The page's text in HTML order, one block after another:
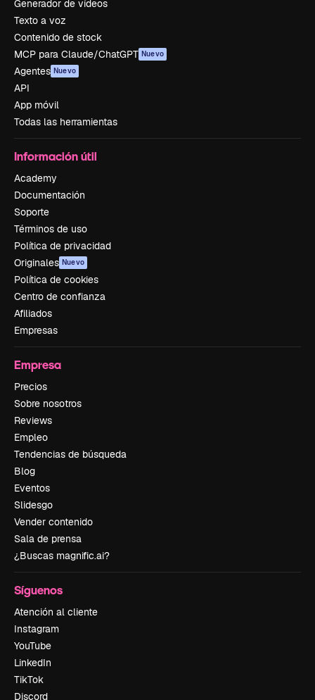
Generador de vídeos
Texto a voz
Contenido de stock
MCP para Claude/ChatGPT Nuevo
Agentes Nuevo
API
App móvil
Todas las herramientas
Información útil
Academy
Documentación
Soporte
Términos de uso
Política de privacidad
Originales Nuevo
Política de cookies
Centro de confianza
Afiliados
Empresas
Empresa
Precios
Sobre nosotros
Reviews
Empleo
Tendencias de búsqueda
Blog
Eventos
Slidesgo
Vender contenido
Sala de prensa
¿Buscas magnific.ai?
Síguenos
Atención al cliente
Instagram
YouTube
LinkedIn
TikTok
Discord